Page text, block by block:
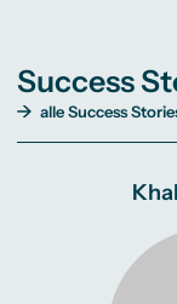
Success
alle Success